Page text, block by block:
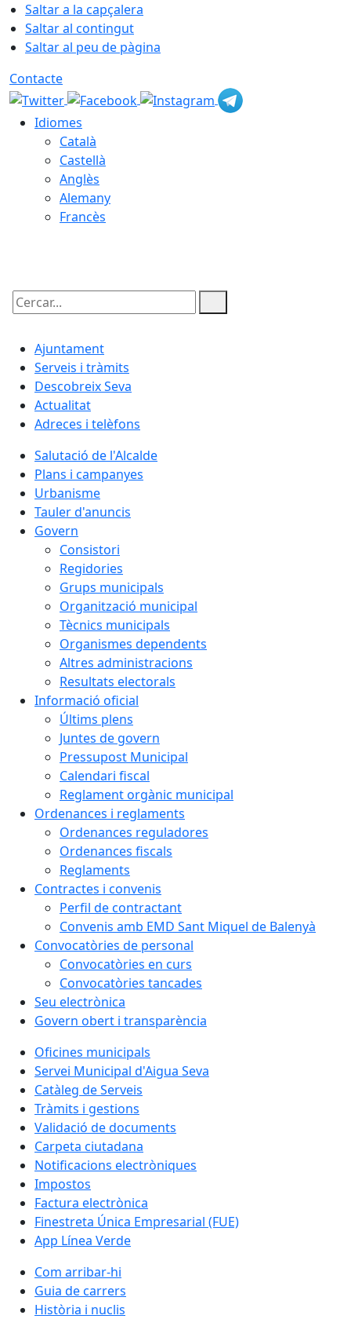
Saltar a la capçalera
Saltar al contingut
Saltar al peu de pàgina
Contacte
Idiomes
Català
Castellà
Anglès
Alemany
Francès
Cercar:
Ajuntament
Serveis i tràmits
Descobreix Seva
Actualitat
Adreces i telèfons
Salutació de l'Alcalde
Plans i campanyes
Urbanisme
Tauler d'anuncis
Govern
Consistori
Regidories
Grups municipals
Organització municipal
Tècnics municipals
Organismes dependents
Altres administracions
Resultats electorals
Informació oficial
Últims plens
Juntes de govern
Pressupost Municipal
Calendari fiscal
Reglament orgànic municipal
Ordenances i reglaments
Ordenances reguladores
Ordenances fiscals
Reglaments
Contractes i convenis
Perfil de contractant
Convenis amb EMD Sant Miquel de Balenyà
Convocatòries de personal
Convocatòries en curs
Convocatòries tancades
Seu electrònica
Govern obert i transparència
Oficines municipals
Servei Municipal d'Aigua Seva
Catàleg de Serveis
Tràmits i gestions
Validació de documents
Carpeta ciutadana
Notificacions electròniques
Impostos
Factura electrònica
Finestreta Única Empresarial (FUE)
App Línea Verde
Com arribar-hi
Guia de carrers
Història i nuclis